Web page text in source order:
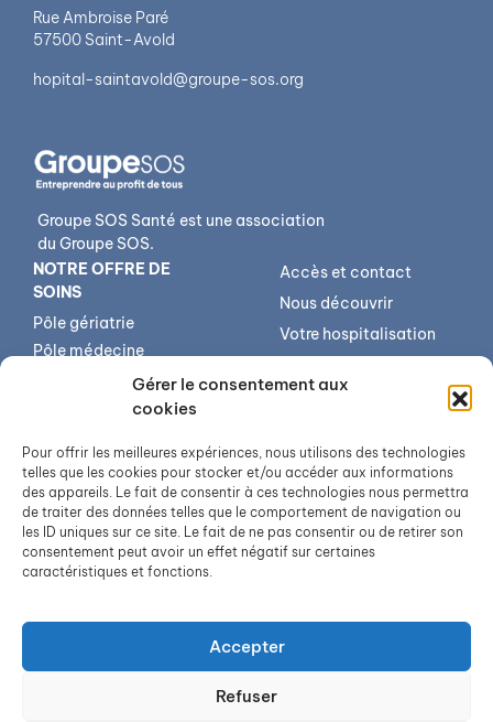
Gérer le consentement aux
cookies
Pour offrir les meilleures expériences, nous utilisons des technologies
telles que les cookies pour stocker et/ou accéder aux informations
des appareils. Le fait de consentir à ces technologies nous permettra
de traiter des données telles que le comportement de navigation ou
les ID uniques sur ce site. Le fait de ne pas consentir ou de retirer son
consentement peut avoir un effet négatif sur certaines
caractéristiques et fonctions.
Accepter
Refuser
Rue Ambroise Paré
57500 Saint-Avold
hopital-saintavold@groupe-sos.org
Groupe SOS Santé est une association
du Groupe SOS.
NOTRE OFFRE DE
SOINS
Pôle gériatrie
Pôle médecine
Centre médico-
Services transversaux
Imagerie médicale
USIP – Réanimation –
Urgences
Médecine
Accès et contact
Nous découvrir
Votre hospitalisation
Votre sortie
Annuaire
Offres d’emploi